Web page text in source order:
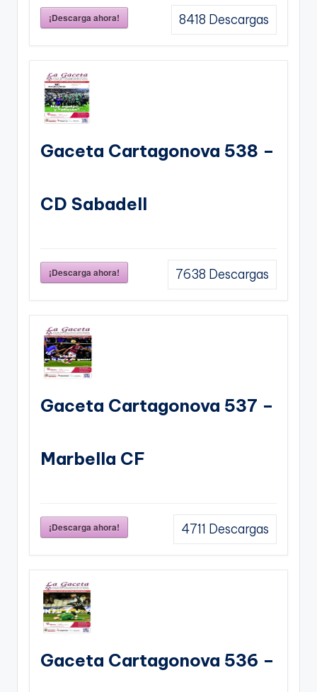
¡Descarga ahora! 8418 Descargas
Gaceta Cartagonova 538 –
CD Sabadell
¡Descarga ahora! 7638 Descargas
Gaceta Cartagonova 537 –
Marbella CF
¡Descarga ahora! 4711 Descargas
Gaceta Cartagonova 536 –